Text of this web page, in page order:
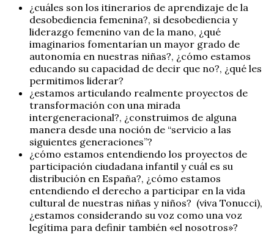
¿cuáles son los itinerarios de aprendizaje de la
desobediencia femenina?, si desobediencia y
liderazgo femenino van de la mano, ¿qué
imaginarios fomentarían un mayor grado de
autonomía en nuestras niñas?, ¿cómo estamos
educando su capacidad de decir que no?, ¿qué les
permitimos liderar?
¿estamos articulando realmente proyectos de
transformación con una mirada
intergeneracional?, ¿construimos de alguna
manera desde una noción de “servicio a las
siguientes generaciones”?
¿cómo estamos entendiendo los proyectos de
participación ciudadana infantil y cuál es su
distribución en España?, ¿cómo estamos
entendiendo el derecho a participar en la vida
cultural de nuestras niñas y niños? (viva Tonucci),
¿estamos considerando su voz como una voz
legítima para definir también «el nosotros»?